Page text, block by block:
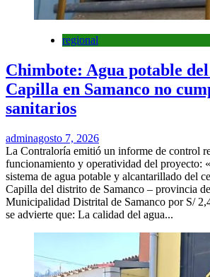
regional
Chimbote: Agua potable
Capilla en Samanco no
sanitarios
adminagosto 7, 2026
La Contraloría emitió un informe de control
funcionamiento y operatividad del proyecto:
sistema de agua potable y alcantarillado del
Capilla del distrito de Samanco – provincia
Municipalidad Distrital de Samanco por S/
se advierte que: La calidad del agua...